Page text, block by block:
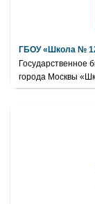
ГБОУ «Школа №
Государственное
города Москвы